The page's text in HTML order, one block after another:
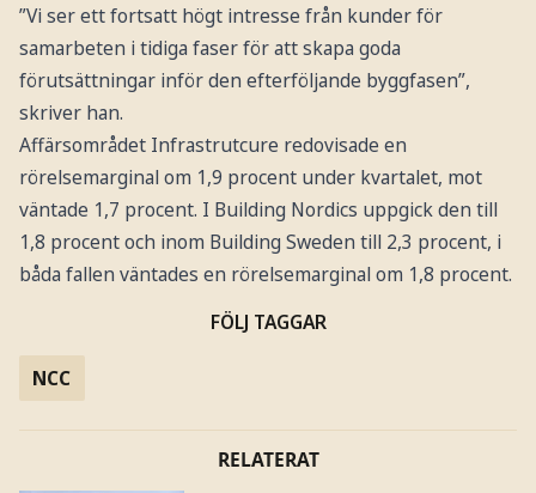
”Vi ser ett fortsatt högt intresse från kunder för
samarbeten i tidiga faser för att skapa goda
förutsättningar inför den efterföljande byggfasen”,
skriver han.
Affärsområdet Infrastrutcure redovisade en
rörelsemarginal om 1,9 procent under kvartalet, mot
väntade 1,7 procent. I Building Nordics uppgick den till
1,8 procent och inom Building Sweden till 2,3 procent, i
båda fallen väntades en rörelsemarginal om 1,8 procent.
FÖLJ TAGGAR
NCC
RELATERAT